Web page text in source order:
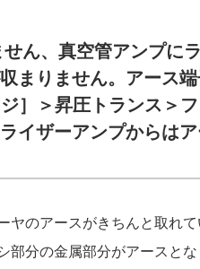
ん、真空管アンプに
まりません。アース
］＞昇圧トランス＞
イザーアンプからは
ヤのアースがきちんと取れ
部分の金属部分がアースと